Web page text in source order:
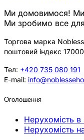
Ми домовимося!
Ми зробимо все
Торгова марка
поштовий індекс
Тел: +420 735 080 191
E-mail:
Оголошення
Нерухомість в
Нерухомість